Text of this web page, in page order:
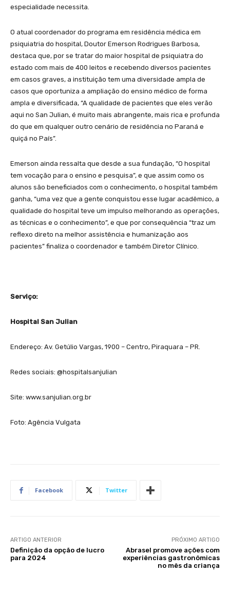
especialidade necessita.
O atual coordenador do programa em residência médica em
psiquiatria do hospital, Doutor Emerson Rodrigues Barbosa,
destaca que, por se tratar do maior hospital de psiquiatra do
estado com mais de 400 leitos e recebendo diversos pacientes
em casos graves, a instituição tem uma diversidade ampla de
casos que oportuniza a ampliação do ensino médico de forma
ampla e diversificada, “A qualidade de pacientes que eles verão
aqui no San Julian, é muito mais abrangente, mais rica e profunda
do que em qualquer outro cenário de residência no Paraná e
quiçá no País”.
Emerson ainda ressalta que desde a sua fundação, “O hospital
tem vocação para o ensino e pesquisa”, e que assim como os
alunos são beneficiados com o conhecimento, o hospital também
ganha, “uma vez que a gente conquistou esse lugar acadêmico, a
qualidade do hospital teve um impulso melhorando as operações,
as técnicas e o conhecimento”, e que por consequência “traz um
reflexo direto na melhor assistência e humanização aos
pacientes” finaliza o coordenador e também Diretor Clínico.
Serviço:
Hospital San Julian
Endereço: Av. Getúlio Vargas, 1900 – Centro, Piraquara – PR.
Redes sociais: @hospitalsanjulian
Site: www.sanjulian.org.br
Foto: Agência Vulgata
Facebook Twitter
ARTIGO ANTERIOR
Definição da opção de lucro
para 2024
PRÓXIMO ARTIGO
Abrasel promove ações com
experiências gastronômicas
no mês da criança